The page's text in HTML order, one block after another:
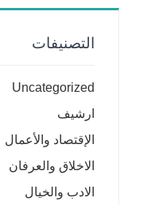
التصنيفات
Uncategorized
ارشيف
الإقتصاد والأعمال
الاخلاق والعرفان
الادب والخيال